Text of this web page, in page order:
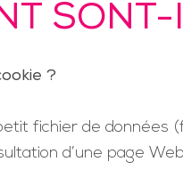
?
fichier de
d’une page